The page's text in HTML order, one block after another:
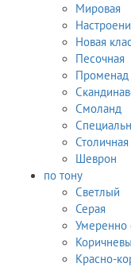
Мировая
Новая
Песочная
Променад
Смоланд
Столичная
Шеврон
по тону
Светлый
Серая
Умеренно
Красно-